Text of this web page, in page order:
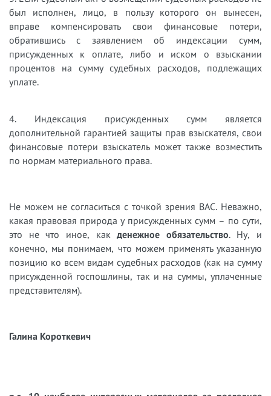
был исполнен, лицо, в пользу которого он вынесен,
вправе компенсировать свои финансовые потери,
обратившись с заявлением об индексации сумм,
присужденных к оплате, либо и иском о взыскании
процентов на сумму судебных расходов, подлежащих
уплате.
4. Индексация присужденных сумм является
дополнительной гарантией защиты прав взыскателя, свои
финансовые потери взыскатель может также возместить
по нормам материального права.
Не можем не согласиться с точкой зрения ВАС. Неважно,
какая правовая природа у присужденных сумм – по сути,
это не что иное, какденежное обязательство. Ну, и
конечно, мы понимаем, что можем применять указанную
позицию ко всем видам судебных расходов (как на сумму
присужденной госпошлины, так и на суммы, уплаченные
представителям).
Галина Короткевич